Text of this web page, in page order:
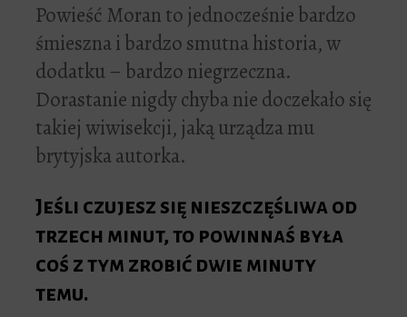
Powieść Moran to jednocześnie bardzo
śmieszna i bardzo smutna historia, w
dodatku – bardzo niegrzeczna.
Dorastanie nigdy chyba nie doczekało się
takiej wiwisekcji, jaką urządza mu
brytyjska autorka.
Jeśli czujesz się nieszczęśliwa od
trzech minut, to powinnaś była
coś z tym zrobić dwie minuty
temu.